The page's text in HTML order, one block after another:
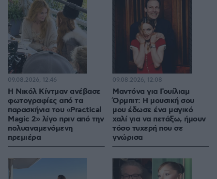
Η Νικόλ Κίντμαν ανέβασε
φωτογραφίες από τα
παρασκήνια του «Practical
Magic 2» λίγο πριν από την
πολυαναμενόμενη
πρεμιέρα
09.08.2026, 12:46
Μαντόνα για Γουίλιαμ
Όρμπιτ: Η μουσική σου
μου έδωσε ένα μαγικό
χαλί για να πετάξω, ήμουν
τόσο τυχερή που σε
γνώρισα
09.08.2026, 12:08